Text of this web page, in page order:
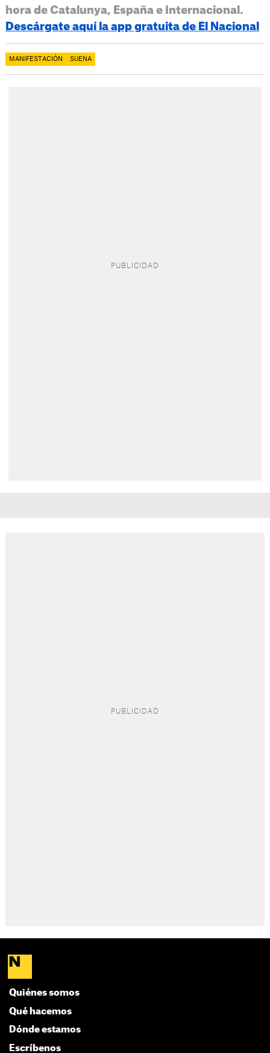
hora de Catalunya, España e Internacional.
Descárgate aquí la app gratuita de El Nacional
MANIFESTACIÓN SIJENA
Quiénes somos
Qué hacemos
Dónde estamos
Escríbenos